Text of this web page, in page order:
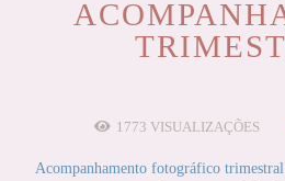
1773 VISUALIZAÇÕES
Acompanhamento fotográfico